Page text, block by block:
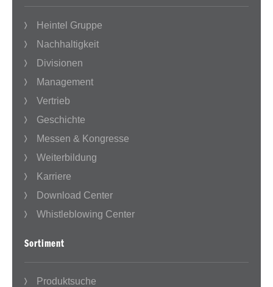
Heintel Gruppe
Nachhaltigkeit
Divisionen
Management
Vertrieb
Geschichte
Messen & Kongresse
Weiterbildung
Karriere
Download Center
Whistleblowing Center
Sortiment
Produktsuche